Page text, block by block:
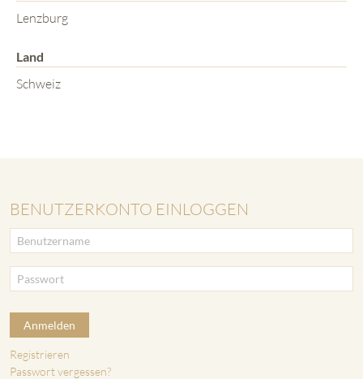
Lenzburg
Land
Schweiz
BENUTZERKONTO EINLOGGEN
Anmelden
Registrieren
Passwort vergessen?